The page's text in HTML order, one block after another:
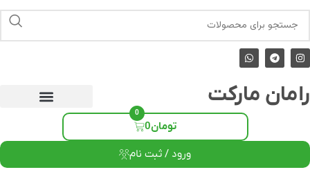
رامان مارکت
تومان0
0
ورود / ثبت نام